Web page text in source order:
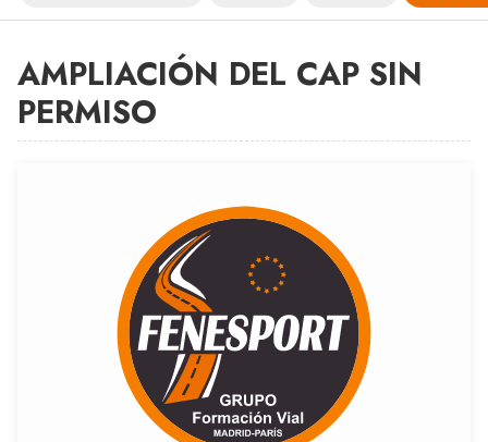
AMPLIACIÓN DEL CAP SIN
PERMISO